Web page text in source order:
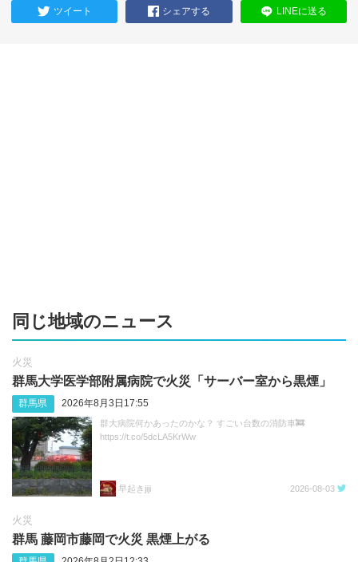
ツイート シェアする LINEに送る
同じ地域のニュース
火災
群馬大学医学部附属病院で火災「サーバー室から黒煙」
群馬県 2026年8月3日17:55
群大病院何かあったのかな？ すごい台数の消防車🚒
https://t.co/5dcLA5KrWw
早起きjiji 2026-08-03
火災
群馬 藤岡市藤岡で火災 黒煙上がる